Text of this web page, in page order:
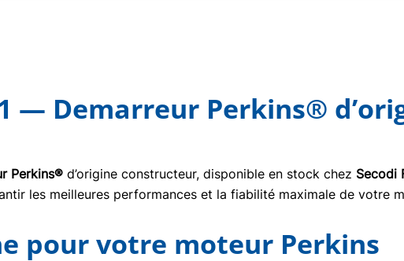
— Demarreur Perkins®
Perkins® d’origine constructeur, disponible en stock chez Secodi
les meilleures performances et la fiabilité maximale de votre
pour votre moteur Perkins